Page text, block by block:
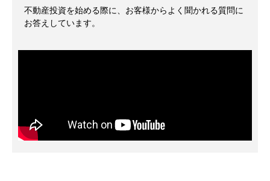
不動産投資を始める際に、お客様からよく聞かれる質問に
お答えしています。